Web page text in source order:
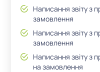
Написання звіту з
замовлення
Написання звіту з
замовлення
Написання звіту з
на замовлення